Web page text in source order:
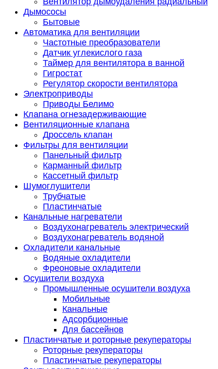
Дымососы
Бытовые
Автоматика для вентиляции
Частотные преобразователи
Датчик углекислого газа
Таймер для вентилятора в ванной
Гигростат
Регулятор скорости вентилятора
Электроприводы
Приводы Белимо
Клапана огнезадерживающие
Вентиляционные клапана
Дроссель клапан
Фильтры для вентиляции
Панельный фильтр
Карманный фильтр
Кассетный фильтр
Шумоглушители
Трубчатые
Пластинчатые
Канальные нагреватели
Воздухонагреватель электрический
Воздухонагреватель водяной
Охладители канальные
Водяные охладители
Фреоновые охладители
Осушители воздуха
Промышленные осушители воздуха
Мобильные
Канальные
Адсорбционные
Для бассейнов
Пластинчатые и роторные рекуператоры
Роторные рекуператоры
Пластинчатые рекуператоры